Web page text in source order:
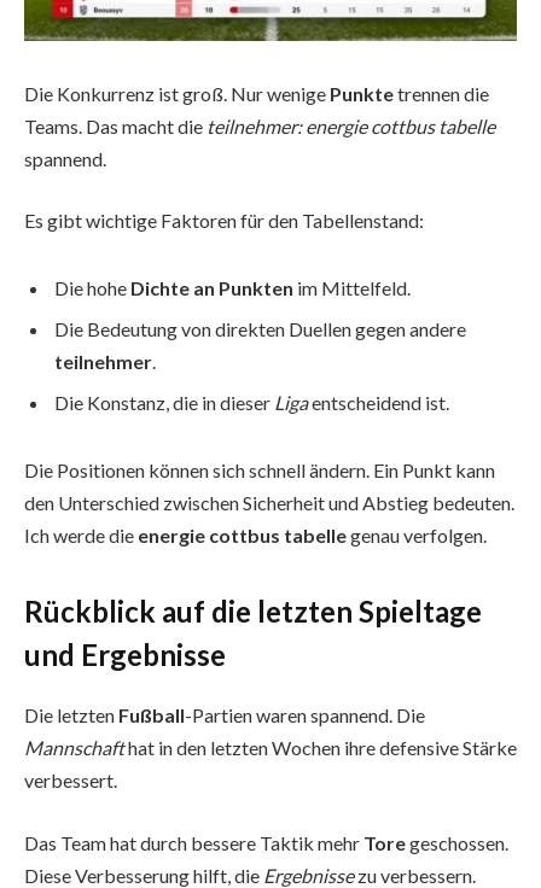
Die Konkurrenz ist groß. Nur wenige Punktetrennen die
Teams. Das macht die teilnehmer: energie cottbus tabelle
spannend.
Es gibt wichtige Faktoren für den Tabellenstand:
Die hohe Dichte an Punkten im Mittelfeld.
Die Bedeutung von direkten Duellen gegen andere
teilnehmer.
Die Konstanz, die in dieser Ligaentscheidend ist.
Die Positionen können sich schnell ändern. Ein Punkt kann
den Unterschied zwischen Sicherheit und Abstieg bedeuten.
Ich werde die energie cottbus tabellegenau verfolgen.
Rückblick auf die letzten Spieltage
und Ergebnisse
Die letzten Fußball-Partien waren spannend. Die
Mannschafthat in den letzten Wochen ihre defensive Stärke
verbessert.
Das Team hat durch bessere Taktik mehr Toregeschossen.
Diese Verbesserung hilft, die Ergebnissezu verbessern.